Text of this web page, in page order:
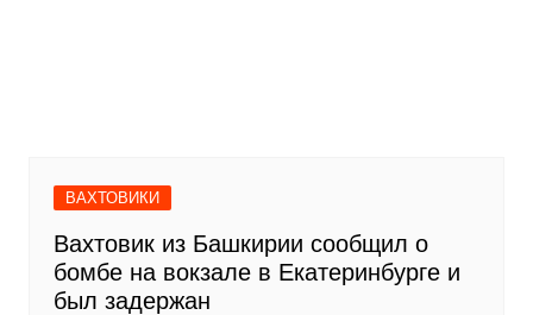
ВАХТОВИКИ
Вахтовик из Башкирии сообщил о
бомбе на вокзале в Екатеринбурге и
был задержан